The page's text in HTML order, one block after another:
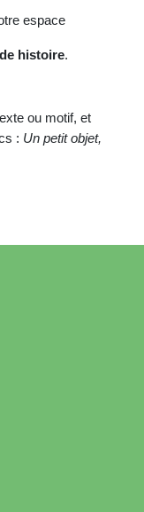
espace
histoire.
ou motif, et
: Un petit objet,